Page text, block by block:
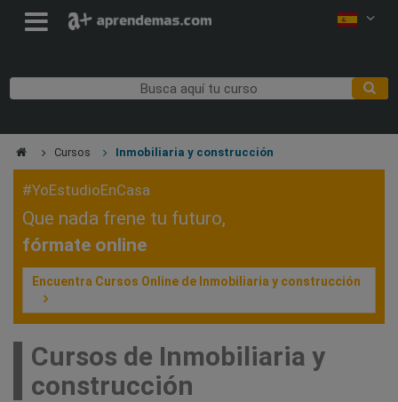
Cursos Inmobiliaria y construcción
#YoEstudioEnCasa
Que nada frene tu futuro,
fórmate online
Encuentra Cursos Online de Inmobiliaria y construcción
Cursos de Inmobiliaria y
construcción